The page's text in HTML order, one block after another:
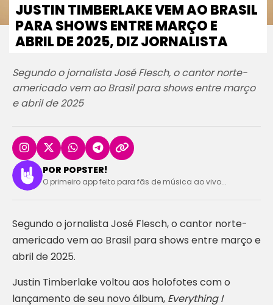
JUSTIN TIMBERLAKE VEM AO BRASIL
PARA SHOWS ENTRE MARÇO E
ABRIL DE 2025, DIZ JORNALISTA
Segundo o jornalista José Flesch, o cantor norte-
americado vem ao Brasil para shows entre março
e abril de 2025
POR POPSTER!
O primeiro app feito para fãs de música ao vivo...
Segundo o jornalista José Flesch, o cantor norte-
americado vem ao Brasil para shows entre março e
abril de 2025.
Justin Timberlake voltou aos holofotes com o
lançamento de seu novo álbum, Everything I